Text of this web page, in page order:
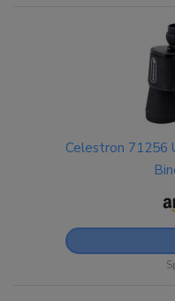
Celestron 71256